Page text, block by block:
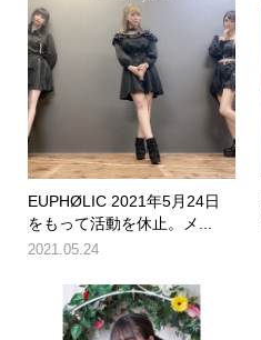
EUPHØLIC 2021年5月24日
をもって活動を休止。メ...
2021.05.24